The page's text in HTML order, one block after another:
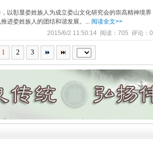
彰显娄姓族人为成立娄山文化研究会的崇高精神境界
进娄姓族人的团结和谐发展。... 阅读全文>>
2015/6/2 11:50:14 阅读：705 评论：0
1 2 3